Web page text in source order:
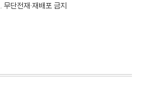
단전재·재배포 금지